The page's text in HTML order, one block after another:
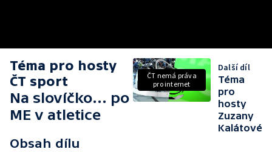
Téma pro hosty
ČT sport
Na slovíčko... po
ME v atletice
Obsah dílu
ČT nemá práva
pro internet
Další díl
Téma
pro
hosty
Zuzany
Kalátové